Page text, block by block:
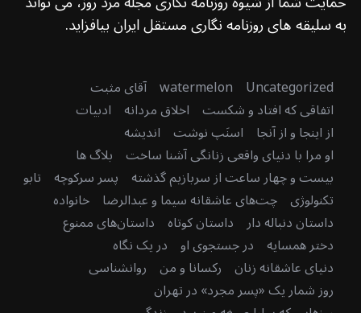
به سلیقه های روزنامه نگاری مستقل ایران بیافزاید.
Uncategorized
watermelon آقای مثبت
اتفاقی که افتاد و شکست اخلاق مردانه ادبیات
از اینجا و از آنجا اسنَپ نوشت اندیشه
او مرا با دنیای واقعی زنانگی آشنا ساخت بلاگ ها
بیست و چهار ساعت از سربازیم گذشته پسر سرکوچه تابو
تکنولوژی چت‌های عاشقانه سیما و عبدالرضا خانواده
داستان دنباله دار داستان کوتاه داستان‌های ممنوع
دختر همسایه در جستجوی او در یک نگاه
دنیای عاشقانه زنان رکسانا و من روانشناسی
روز شمار یک «پسر مجرد» در تهران